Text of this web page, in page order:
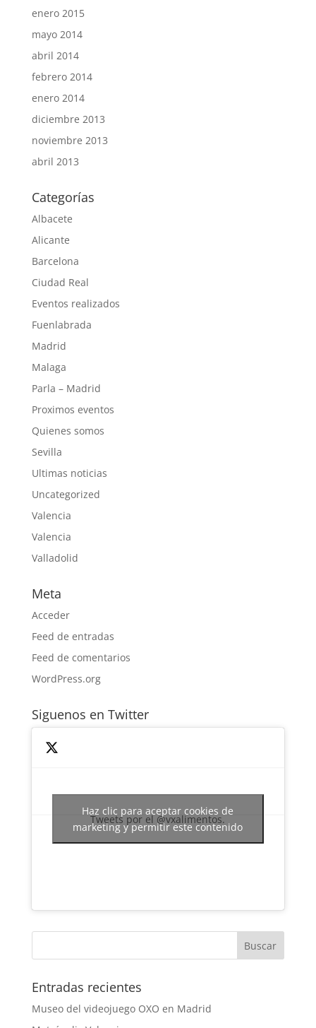
enero 2015
mayo 2014
abril 2014
febrero 2014
enero 2014
diciembre 2013
noviembre 2013
abril 2013
Categorías
Albacete
Alicante
Barcelona
Ciudad Real
Eventos realizados
Fuenlabrada
Madrid
Malaga
Parla – Madrid
Proximos eventos
Quienes somos
Sevilla
Ultimas noticias
Uncategorized
Valencia
Valencia
Valladolid
Meta
Acceder
Feed de entradas
Feed de comentarios
WordPress.org
Siguenos en Twitter
Tweets por el @vxalimentos.
Haz clic para aceptar cookies de
marketing y permitir este contenido
Entradas recientes
Museo del videojuego OXO en Madrid